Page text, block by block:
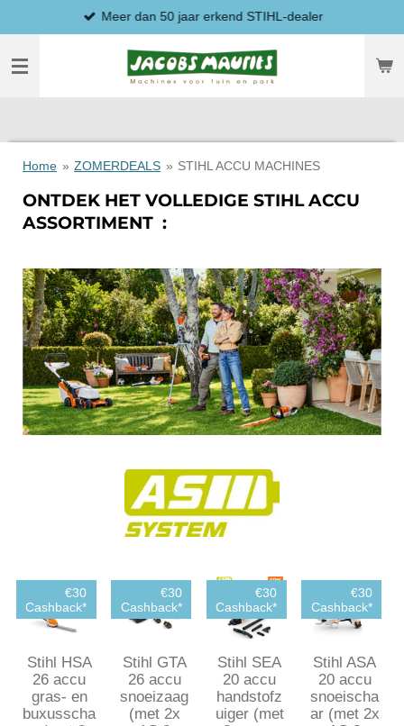
direct
naar
hoofdinhoud
Meer dan 50 jaar erkend STIHL-dealer
Home » ZOMERDEALS » STIHL ACCU MACHINES
ONTDEK HET VOLLEDIGE STIHL ACCU
ASSORTIMENT :
€30
Cashback*
Stihl HSA
26 accu
gras- en
buxusscha
€30
Cashback*
Stihl GTA
26 accu
snoeizaag
(met 2x
€30
Cashback*
Stihl SEA
20 accu
handstofz
uiger (met
€30
Cashback*
Stihl ASA
20 accu
snoeischa
ar (met 2x